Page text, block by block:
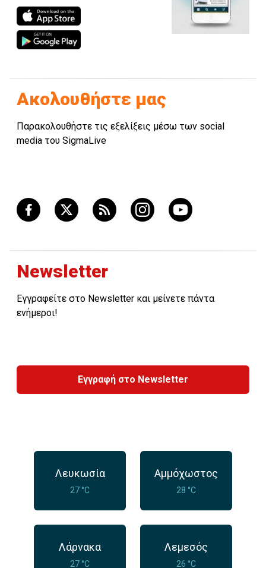
Ακολουθήστε μας
Παρακολουθήστε τις εξελίξεις μέσω των social
media του SigmaLive
Newsletter
Εγγραφείτε στο Newsletter και μείνετε πάντα
ενήμεροι!
Εγγραφή στο Newsletter
Λευκωσία
27 °C
Αμμόχωστος
28 °C
Λάρνακα
27 °C
Λεμεσός
26 °C